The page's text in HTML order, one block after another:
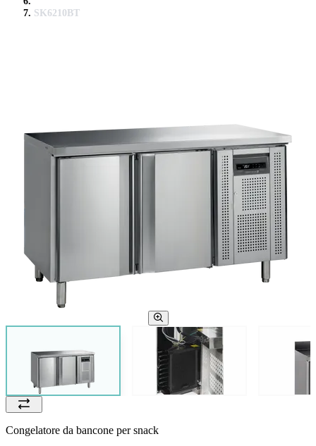
SK6210BT
Congelatore da bancone per snack